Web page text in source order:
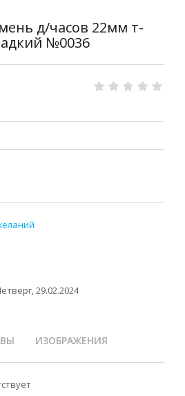
д/часов 22мм т-
№0036
29.02.2024
ИЗОБРАЖЕНИЯ